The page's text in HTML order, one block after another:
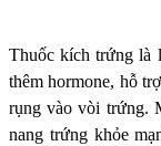
Thuốc kích trứng là
thêm hormone, hỗ
rụng vào vòi trứng.
nang trứng khỏe